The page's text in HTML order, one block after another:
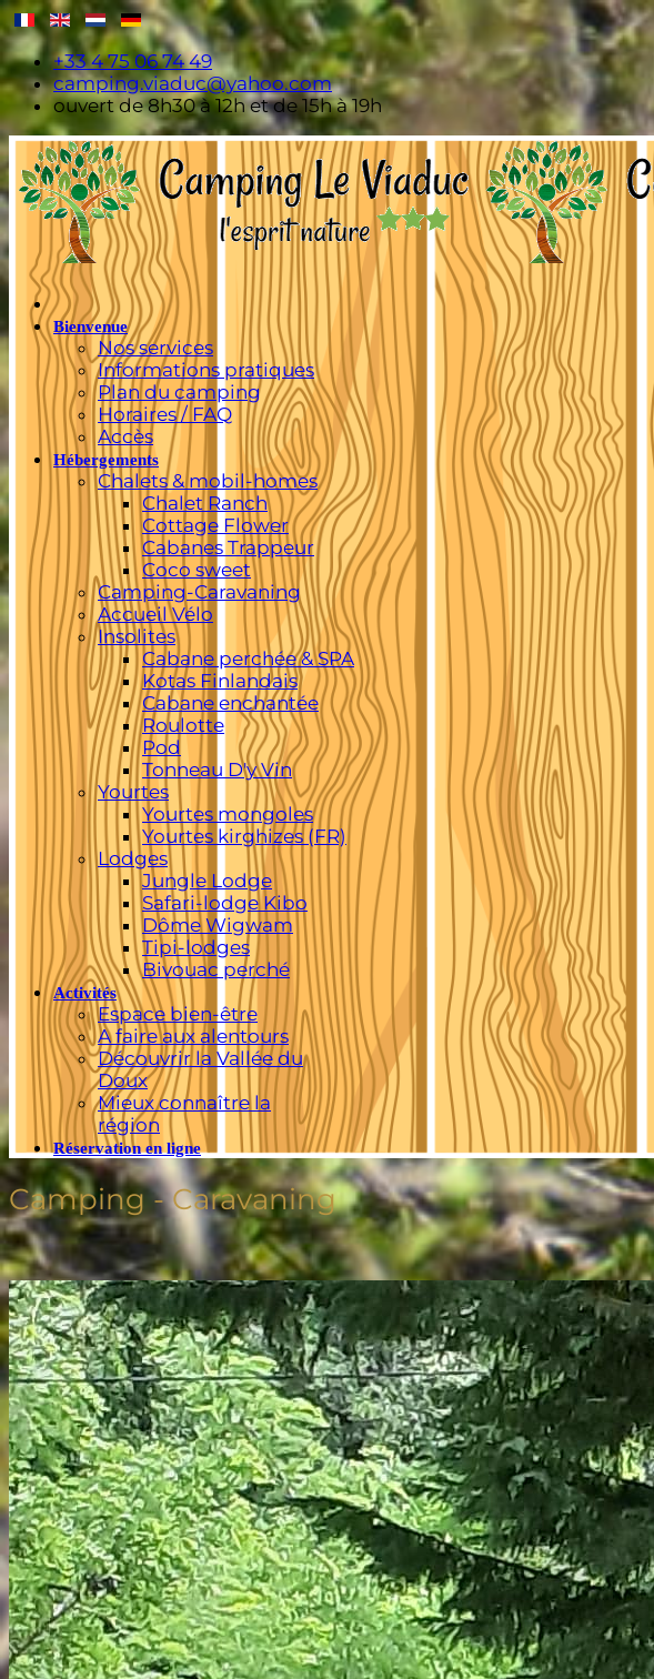
+33 4 75 06 74 49
camping.viaduc@yahoo.com
ouvert de 8h30 à 12h et de 15h à 19h
Bienvenue
Nos services
Informations pratiques
Plan du camping
Horaires / FAQ
Accès
Hébergements
Chalets & mobil-homes
Chalet Ranch
Cottage Flower
Cabanes Trappeur
Coco sweet
Camping-Caravaning
Accueil Vélo
Insolites
Cabane perchée & SPA
Kotas Finlandais
Cabane enchantée
Roulotte
Pod
Tonneau D'y Vin
Yourtes
Yourtes mongoles
Yourtes kirghizes (FR)
Lodges
Jungle Lodge
Safari-lodge Kibo
Dôme Wigwam
Tipi-lodges
Bivouac perché
Activités
Espace bien-être
A faire aux alentours
Découvrir la Vallée du
Doux
Mieux connaître la
région
Réservation en ligne
Camping - Caravaning